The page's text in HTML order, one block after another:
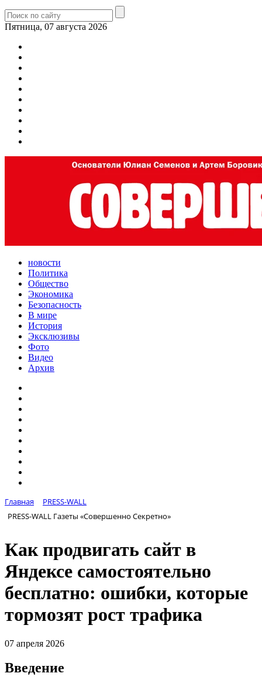
Пятница, 07 августа 2026
новости
Политика
Общество
Экономика
Безопасность
В мире
История
Эксклюзивы
Фото
Видео
Архив
Главная
PRESS-WALL
PRESS-WALL Газеты «Совершенно Секретно»
Как продвигать сайт в
Яндексе самостоятельно
бесплатно: ошибки, которые
тормозят рост трафика
07 апреля 2026
Введение